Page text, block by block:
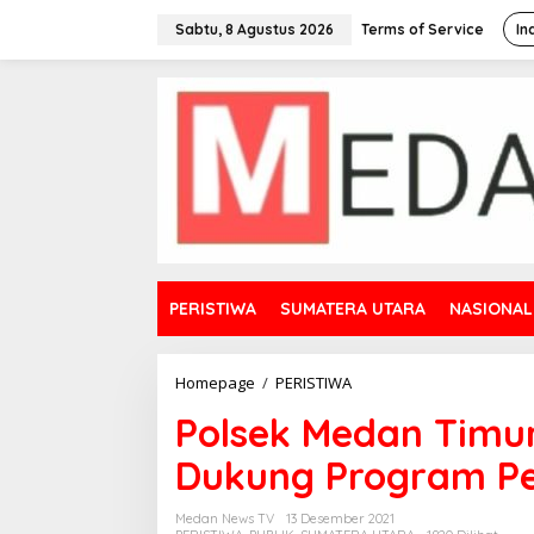
Sabtu, 8 Agustus 2026 Terms of Service
PERISTIWA SUMATERA UTARA NASIONAL
Homepage / PERISTIWA
s
e
k
M
Polsek Medan
Dukung Program
Medan News TV
13 Desember 2021